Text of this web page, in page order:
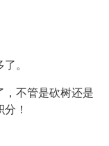
。
，不管是砍树还是
！